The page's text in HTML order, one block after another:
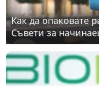
Как да опаковате
Съвети за